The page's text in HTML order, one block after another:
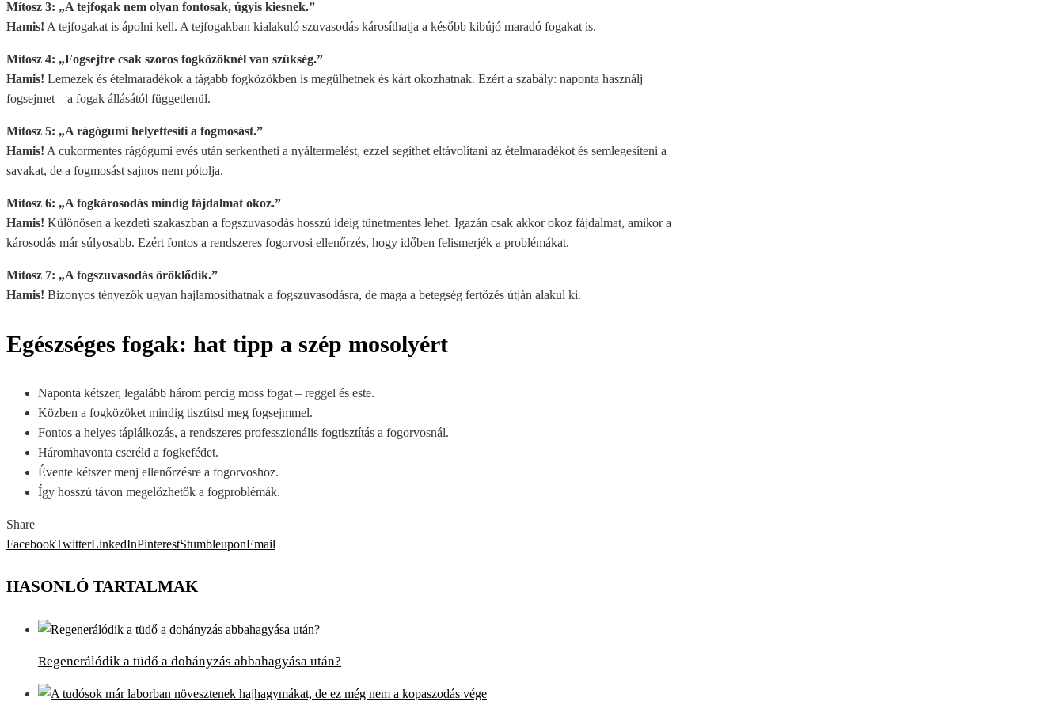
Mítosz 3: „A tejfogak nem olyan fontosak, úgyis kiesnek.”
Hamis! A tejfogakat is ápolni kell. A tejfogakban kialakuló szuvasodás károsíthatja a később kibújó maradó fogakat is.
Mítosz 4: „Fogsejtre csak szoros fogközöknél van szükség.”
Hamis! Lemezek és ételmaradékok a tágabb fogközökben is megülhetnek és kárt okozhatnak. Ezért a szabály: naponta használj
fogsejmet – a fogak állásától függetlenül.
Mítosz 5: „A rágógumi helyettesíti a fogmosást.”
Hamis! A cukormentes rágógumi evés után serkentheti a nyáltermelést, ezzel segíthet eltávolítani az ételmaradékot és semlegesíteni a
savakat, de a fogmosást sajnos nem pótolja.
Mítosz 6: „A fogkárosodás mindig fájdalmat okoz.”
Hamis! Különösen a kezdeti szakaszban a fogszuvasodás hosszú ideig tünetmentes lehet. Igazán csak akkor okoz fájdalmat, amikor a
károsodás már súlyosabb. Ezért fontos a rendszeres fogorvosi ellenőrzés, hogy időben felismerjék a problémákat.
Mítosz 7: „A fogszuvasodás öröklődik.”
Hamis! Bizonyos tényezők ugyan hajlamosíthatnak a fogszuvasodásra, de maga a betegség fertőzés útján alakul ki.
Egészséges fogak: hat tipp a szép mosolyért
Naponta kétszer, legalább három percig moss fogat – reggel és este.
Közben a fogközöket mindig tisztítsd meg fogsejmmel.
Fontos a helyes táplálkozás, a rendszeres professzionális fogtisztítás a fogorvosnál.
Háromhavonta cseréld a fogkefédet.
Évente kétszer menj ellenőrzésre a fogorvoshoz.
Így hosszú távon megelőzhetők a fogproblémák.
Share
FacebookTwitterLinkedInPinterestStumbleuponEmail
HASONLÓ TARTALMAK
Regenerálódik a tüdő a dohányzás abbahagyása után?